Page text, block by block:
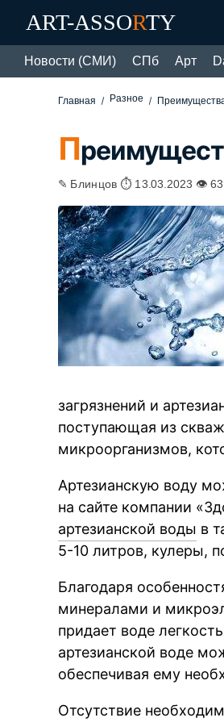
ART-ASSORTY
Новости (СМИ) СПб Арт
Главная Разное
П
✎ Блинцов ⏱ 13.03.2023 👁 63
загрязнений и
поступающая из
микроорганизмов,
Артезианскую воду
на сайте компании
артезианской воды в
5-10 литров, кулеры,
Благодаря
минералами и
придает воде
артезианской воде
обеспечивая ему
Отсутствие